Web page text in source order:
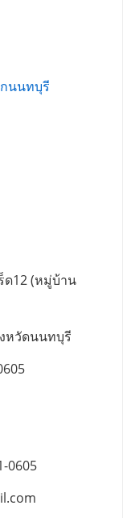
นนทบุรี
ด12 (หมู่บ้าน
หวัดนนทบุรี
0605